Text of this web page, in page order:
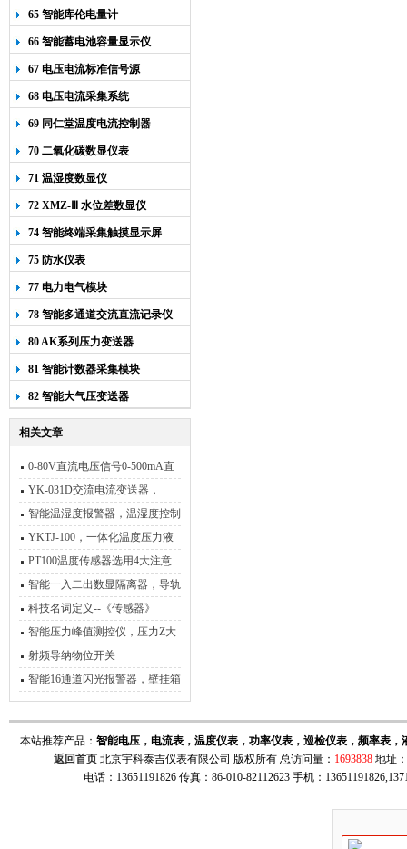
65 智能库伦电量计
66 智能蓄电池容量显示仪
67 电压电流标准信号源
68 电压电流采集系统
69 同仁堂温度电流控制器
70 二氧化碳数显仪表
71 温湿度数显仪
72 XMZ-Ⅲ 水位差数显仪
74 智能终端采集触摸显示屏
75 防水仪表
77 电力电气模块
78 智能多通道交流直流记录仪
80 AK系列压力变送器
81 智能计数器采集模块
82 智能大气压变送器
相关文章
0-80V直流电压信号0-500mA直
流电流信号源 可以订制
YK-031D交流电流变送器，
AC0-输出4-20mA
智能温湿度报警器，温湿度控制
器
YKTJ-100，一体化温度压力液
位数显仪，带RS485通讯
PT100温度传感器选用4大注意
事项
智能一入二出数显隔离器，导轨
数显隔离器
科技名词定义--《传感器》
智能压力峰值测控仪，压力Z大
值数显表
射频导纳物位开关
智能16通道闪光报警器，壁挂箱
闪光报警器
本站推荐产品： 智能电压，电流表，温度仪表，功率仪表，巡检仪表，频率表
返回首页 北京宇科泰吉仪表有限公司 版权所有 总访问量： 1693838 地址
电话：13651191826 传真：86-010-82112623 手机：